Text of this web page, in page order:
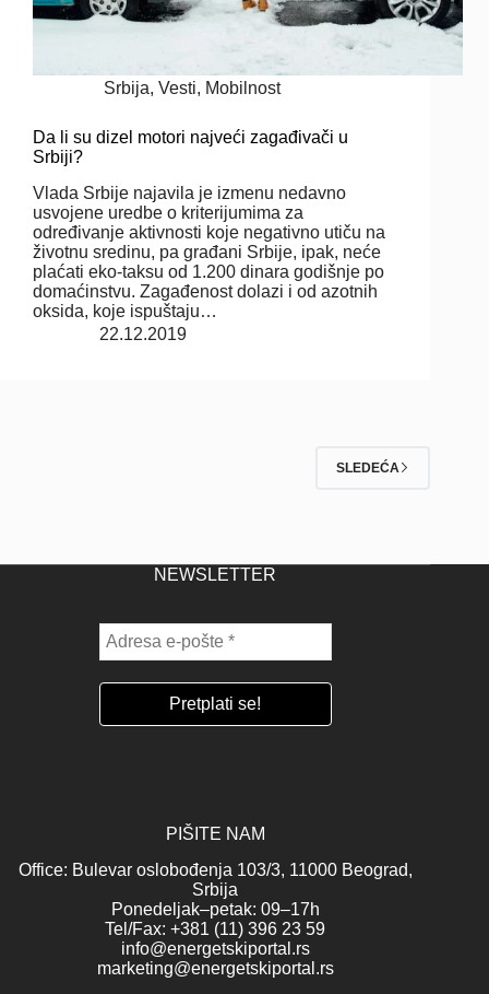
Srbija,Vesti, Mobilnost
Da li su dizel motori najveći zagađivači u
Srbiji?
Vlada Srbije najavila je izmenu nedavno
usvojene uredbe o kriterijumima za
određivanje aktivnosti koje negativno utiču na
životnu sredinu, pa građani Srbije, ipak, neće
plaćati eko-taksu od 1.200 dinara godišnje po
domaćinstvu. Zagađenost dolazi i od azotnih
oksida, koje ispuštaju…
22.12.2019
SLEDEĆA
NEWSLETTER
PIŠITE NAM
Office: Bulevar oslobođenja 103/3, 11000 Beograd,
Srbija
Ponedeljak–petak: 09–17h
Tel/Fax: +381 (11) 396 23 59
info@energetskiportal.rs
marketing@energetskiportal.rs